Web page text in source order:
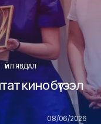
ҮЙЛ ЯВДАЛ
кино бүтээл
08/06/2026